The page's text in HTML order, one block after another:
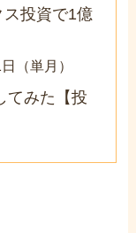
ス投資で1億
（単月）
てみた【投